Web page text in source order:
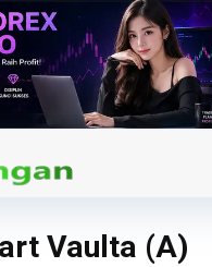
Vaulta (A)